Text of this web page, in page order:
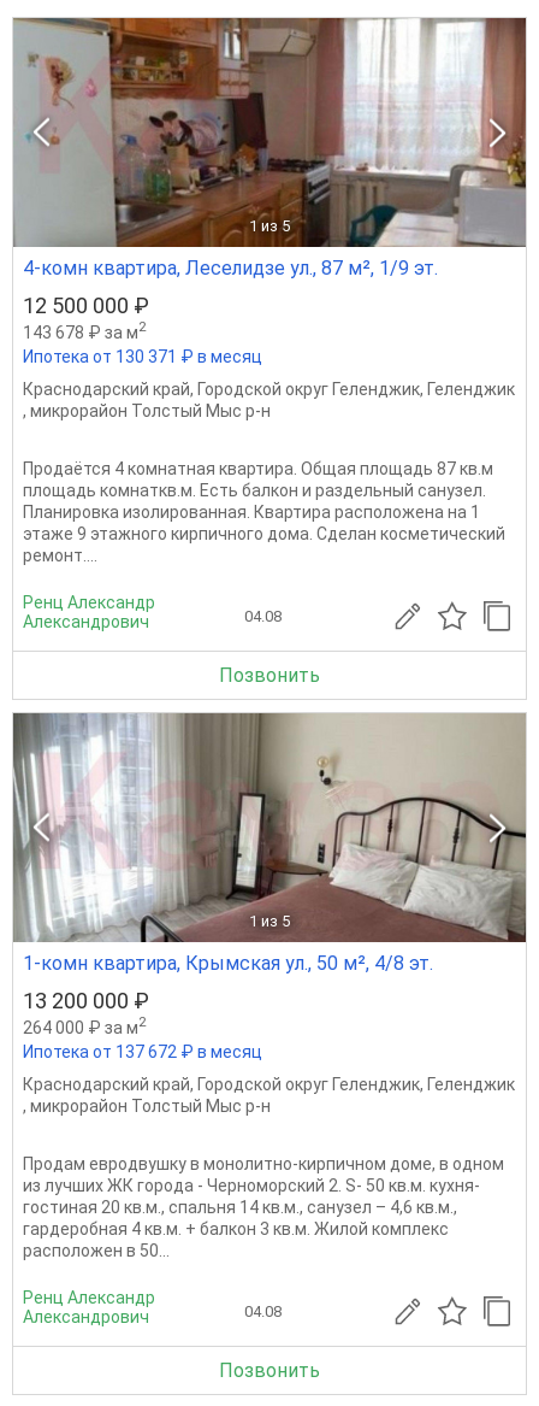
1 из 5
4-комн квартира, Леселидзе ул., 87 м², 1/9 эт.
12 500 000 ₽
143 678 ₽ за м2
Ипотека от 130 371 ₽ в месяц
Краснодарский край, Городской округ Геленджик, Геленджик
, микрорайон Толстый Мыс р-н
Продаётся 4 комнатная квартира. Общая площадь 87 кв.м
площадь комнаткв.м. Есть балкон и раздельный санузел.
Планировка изолированная. Квартира расположена на 1
этаже 9 этажного кирпичного дома. Сделан косметический
ремонт....
Ренц Александр
Александрович
04.08
Позвонить
1 из 5
1-комн квартира, Крымская ул., 50 м², 4/8 эт.
13 200 000 ₽
264 000 ₽ за м2
Ипотека от 137 672 ₽ в месяц
Краснодарский край, Городской округ Геленджик, Геленджик
, микрорайон Толстый Мыс р-н
Продам евродвушку в монолитно-кирпичном доме, в одном
из лучших ЖК города - Черноморский 2. S- 50 кв.м. кухня-
гостиная 20 кв.м., спальня 14 кв.м., санузел – 4,6 кв.м.,
гардеробная 4 кв.м. + балкон 3 кв.м. Жилой комплекс
расположен в 50...
Ренц Александр
Александрович
04.08
Позвонить